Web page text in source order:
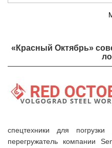
«Красный Октябрь»
спецтехники для
перегружатель компании